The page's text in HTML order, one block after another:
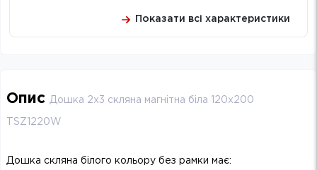
Показати всі характеристики
Опис Дошка 2х3 скляна магнітна біла 120х200
TSZ1220W
Дошка скляна білого кольору без рамки має: